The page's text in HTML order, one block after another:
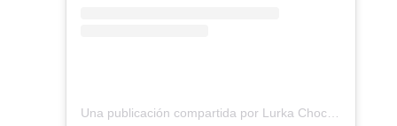
Una publicación compartida por Lurka Chocolate (@lurka_chocolate)